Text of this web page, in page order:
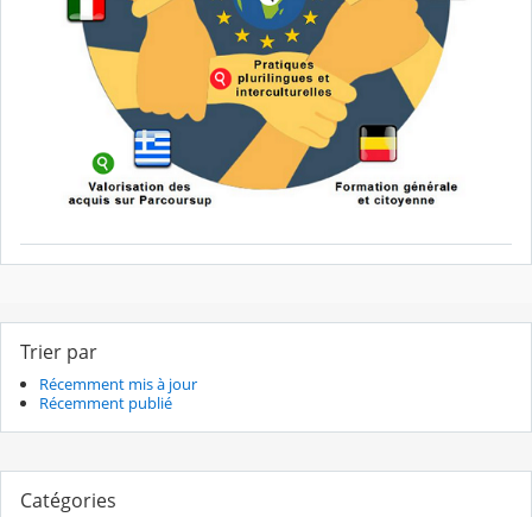
Trier par
Récemment mis à jour
Récemment publié
Catégories